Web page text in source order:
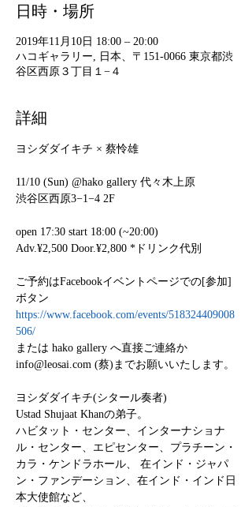
日時・場所
2019年11月10日 18:00 – 20:00
ハコギャラリー, 日本、〒151-0066 東京都渋
谷区西原３丁目１−４
詳細
11/10 (Sun) @hako gallery 代々木上原
open 17:30 start 18:00 (~20:00)
ご予約はFacebookイベントページでの[参加]
ボタン
https://www.facebook.com/events/518324409008
506/
または hako gallery へ直接ご連絡か
ヨシダダイキチ(シタール奏者)
Ustad Shujaat Khanの弟子。
ハビタット・センター、インターナショナ
ル・センター、エピセンター、プラチーン・
カラ・ケンドラホール、 在インド・ジャパ
ン・ファンデーション、在インド・インド日
本大使館など、